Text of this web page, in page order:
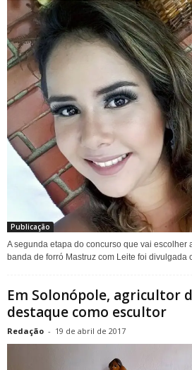
Publicação
A segunda etapa do concurso que vai escolher
banda de forró Mastruz com Leite foi divulgada
Em Solonópole, agricultor
destaque como escultor
Redação - 19 de abril de 2017